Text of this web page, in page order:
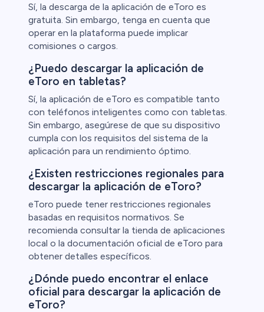
Sí, la descarga de la aplicación de eToro es
gratuita. Sin embargo, tenga en cuenta que
operar en la plataforma puede implicar
comisiones o cargos.
¿Puedo descargar la aplicación de
eToro en tabletas?
Sí, la aplicación de eToro es compatible tanto
con teléfonos inteligentes como con tabletas.
Sin embargo, asegúrese de que su dispositivo
cumpla con los requisitos del sistema de la
aplicación para un rendimiento óptimo.
¿Existen restricciones regionales para
descargar la aplicación de eToro?
eToro puede tener restricciones regionales
basadas en requisitos normativos. Se
recomienda consultar la tienda de aplicaciones
local o la documentación oficial de eToro para
obtener detalles específicos.
¿Dónde puedo encontrar el enlace
oficial para descargar la aplicación de
eToro?